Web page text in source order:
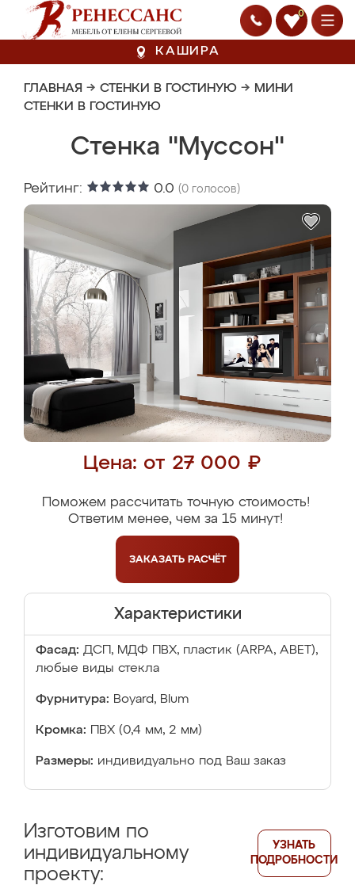
0
КАШИРА
ГЛАВНАЯ → СТЕНКИ В ГОСТИНУЮ → МИНИ
СТЕНКИ В ГОСТИНУЮ
Стенка "Муссон"
Рейтинг: 0.0 (0 голосов)
Цена: от 27 000 ₽
Поможем рассчитать точную стоимость!
Ответим менее, чем за 15 минут!
ЗАКАЗАТЬ РАСЧЁТ
Характеристики
Фасад: ДСП, МДФ ПВХ, пластик (ARPA, ABET),
любые виды стекла
Фурнитура: Boyard, Blum
Кромка: ПВХ (0,4 мм, 2 мм)
Размеры: индивидуально под Ваш заказ
Изготовим по
индивидуальному
проекту:
УЗНАТЬ
ПОДРОБНОСТИ